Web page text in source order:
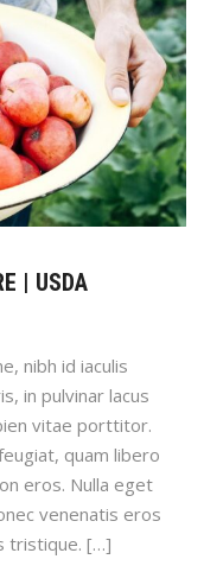
| USDA
nibh id iaculis
in pulvinar lacus
vitae porttitor.
quam libero
eros. Nulla eget
venenatis eros
tristique. […]